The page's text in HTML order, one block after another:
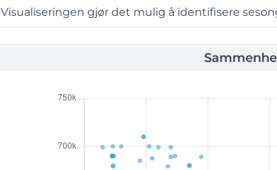
Visualiseringen gjør det mulig å identifisere